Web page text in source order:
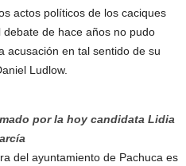
actos políticos de los caciques
de hace años no pudo
acusación en tal sentido de su
Ludlow.
por la hoy candidata Lidia
del ayuntamiento de Pachuca es